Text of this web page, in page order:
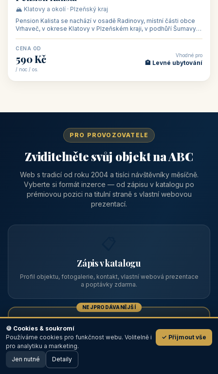
🏔️ Klatovy a okolí · Plzeňský kraj
Pension Kalista se nachází v osadě Radinovy, místní části obce
Vrhaveč, v okrese Klatovy v Plzeňském kraji, v podhůří Šumavy
CENA OD
590 Kč
/ noc / os.
Vhodné pro
🏨 Levné ubytování
PRO PROVOZOVATELE
Zviditelněte svůj objekt na ABC
Web s tradicí od roku 2004 a tisíci návštěvníky měsíčně.
Vyberte si formát inzerce — od zápisu v katalogu po
prémiovou pozici na titulní straně s vlastní webovou
prezentací.
Zápis v katalogu
Profil objektu, fotogalerie, kontakt, vlastní webová prezentace
a poptávky zdarma.
NEJPRODÁVANĚJŠÍ
Prémiový partner
TOP pozice na titulce, přednost ve výpisech, zlatý odznak a
💬
🖥️ Desktop verze
🍪 Cookies & soukromí
Používáme cookies pro funkčnost webu. Volitelně i
pro analytiku a marketing.
✓ Přijmout vše
Jen nutné Detaily